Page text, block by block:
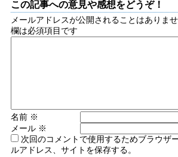
この記事への意見や感想をどうぞ！
メールアドレスが公開されることはありませ
欄は必須項目です
名前 ※
メール ※
次回のコメントで使用するためブラウザ
ルアドレス、サイトを保存する。